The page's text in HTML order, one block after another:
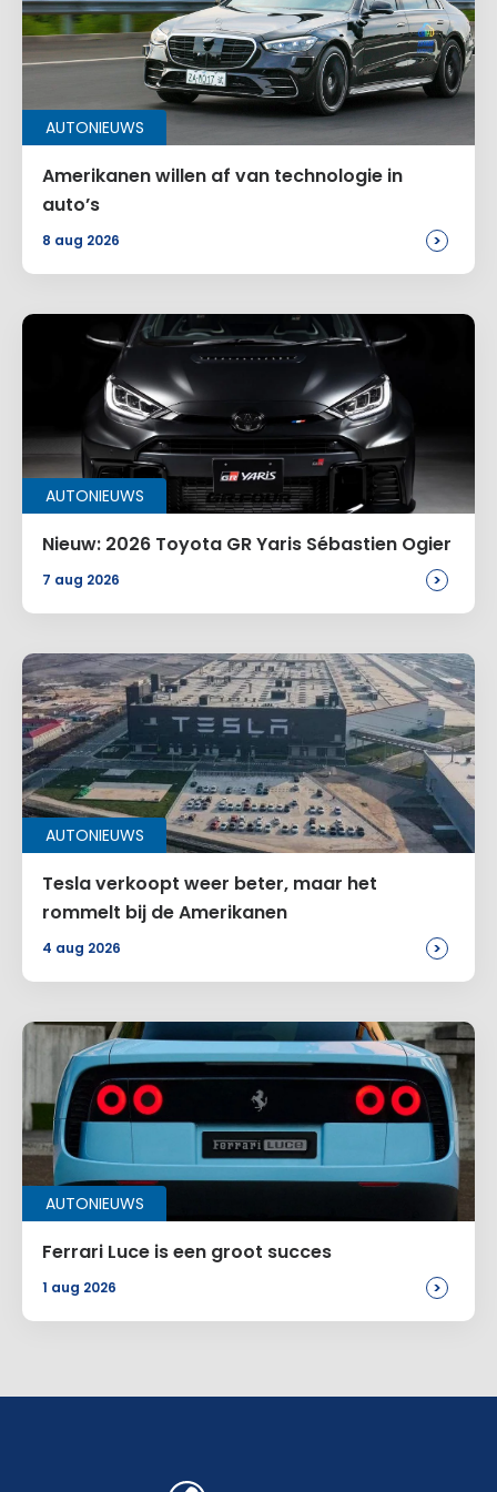
AUTONIEUWS
Amerikanen willen af van technologie in
auto’s
8 aug 2026 >
AUTONIEUWS
Nieuw: 2026 Toyota GR Yaris Sébastien Ogier
7 aug 2026 >
AUTONIEUWS
Tesla verkoopt weer beter, maar het
rommelt bij de Amerikanen
4 aug 2026 >
AUTONIEUWS
Ferrari Luce is een groot succes
1 aug 2026 >